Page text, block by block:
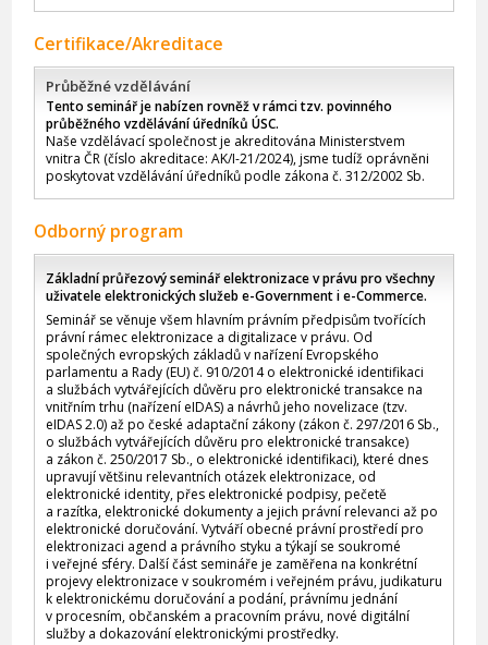
Certifikace/Akreditace
Průběžné vzdělávání
Tento seminář je nabízen rovněž v rámci tzv. povinného
průběžného vzdělávání úředníků ÚSC.
Naše vzdělávací společnost je akreditována Ministerstvem
vnitra ČR (číslo akreditace: AK/I-21/2024), jsme tudíž oprávněni
poskytovat vzdělávání úředníků podle zákona č. 312/2002 Sb.
Odborný program
Základní průřezový seminář elektronizace v právu pro všechny
uživatele elektronických služeb e-Government i e-Commerce.
Seminář se věnuje všem hlavním právním předpisům tvořících
právní rámec elektronizace a digitalizace v právu. Od
společných evropských základů v nařízení Evropského
parlamentu a Rady (EU) č. 910/2014 o elektronické identifikaci
a službách vytvářejících důvěru pro elektronické transakce na
vnitřním trhu (nařízení eIDAS) a návrhů jeho novelizace (tzv.
eIDAS 2.0) až po české adaptační zákony (zákon č. 297/2016 Sb.,
o službách vytvářejících důvěru pro elektronické transakce)
a zákon č. 250/2017 Sb., o elektronické identifikaci), které dnes
upravují většinu relevantních otázek elektronizace, od
elektronické identity, přes elektronické podpisy, pečetě
a razítka, elektronické dokumenty a jejich právní relevanci až po
elektronické doručování. Vytváří obecné právní prostředí pro
elektronizaci agend a právního styku a týkají se soukromé
i veřejné sféry. Další část semináře je zaměřena na konkrétní
projevy elektronizace v soukromém i veřejném právu, judikaturu
k elektronickému doručování a podání, právnímu jednání
v procesním, občanském a pracovním právu, nové digitální
služby a dokazování elektronickými prostředky.